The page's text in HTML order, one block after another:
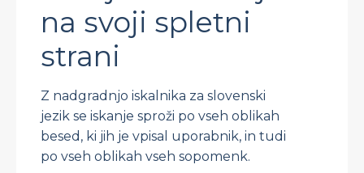
na svoji spletni
strani
Z nadgradnjo iskalnika za slovenski
jezik se iskanje sproži po vseh oblikah
besed, ki jih je vpisal uporabnik, in tudi
po vseh oblikah vseh sopomenk.